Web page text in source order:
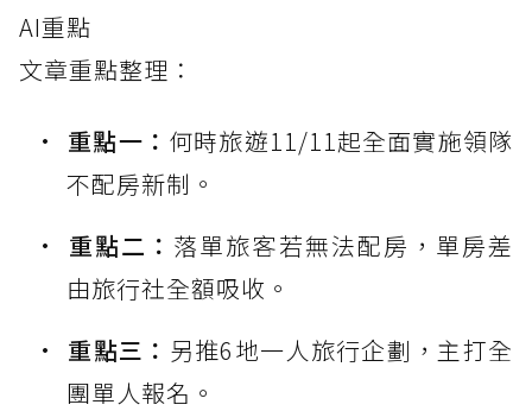
AI重點
文章重點整理：
重點一： 何時旅遊11/11起全面實施領隊
不配房新制。
重點二： 落單旅客若無法配房，單房差
由旅行社全額吸收。
重點三： 另推6地一人旅行企劃，主打全
團單人報名。